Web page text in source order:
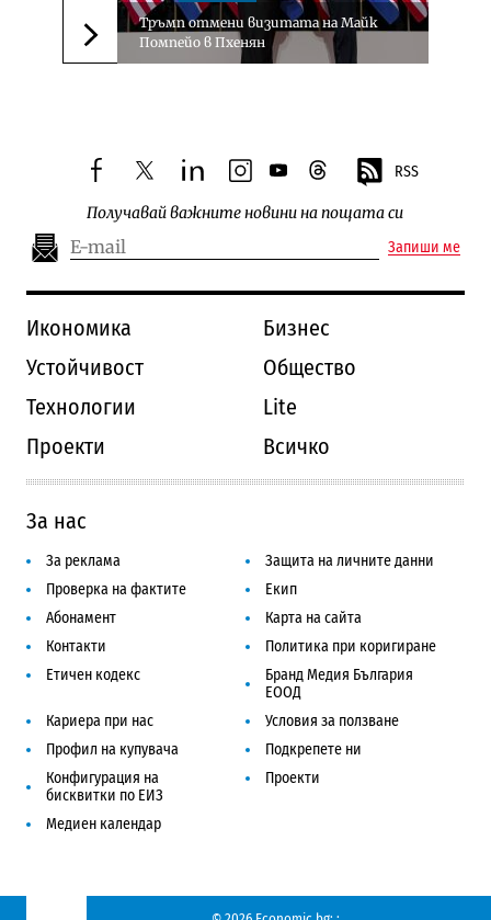
Следваща новина
Тръмп отмени визитата на Майк
Помпейо в Пхенян
facebooktwitterlinkedininstagram
youtubethreads RSS
Получавай важните новини на пощата си
Запиши ме
Икономика
Бизнес
Устойчивост
Общество
Технологии
Lite
Проекти
Всичко
За нас
За реклама
Защита на личните данни
Проверка на фактите
Екип
Абонамент
Карта на сайта
Контакти
Политика при коригиране
Етичен кодекс
Бранд Медия България
ЕООД
Кариера при нас
Условия за ползване
Профил на купувача
Подкрепете ни
Конфигурация на
бисквитки по ЕИЗ
Проекти
Медиен календар